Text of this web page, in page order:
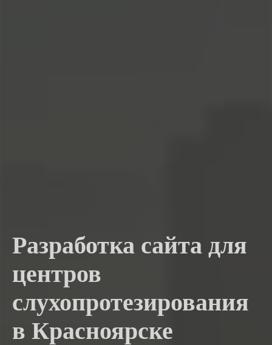
Разработка сайта для
центров
слухопротезирования
в Красноярске